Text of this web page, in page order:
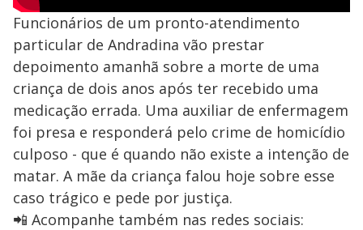
Funcionários de um pronto-atendimento
particular de Andradina vão prestar
depoimento amanhã sobre a morte de uma
criança de dois anos após ter recebido uma
medicação errada. Uma auxiliar de enfermagem
foi presa e responderá pelo crime de homicídio
culposo - que é quando não existe a intenção de
matar. A mãe da criança falou hoje sobre esse
caso trágico e pede por justiça.
📲 Acompanhe também nas redes sociais: